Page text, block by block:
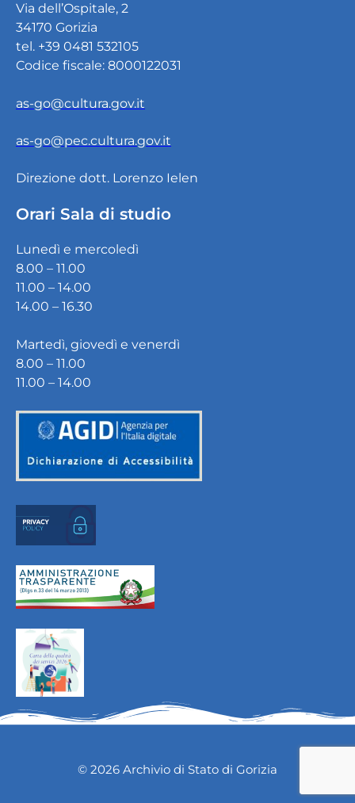
Via dell’Ospitale, 2
34170 Gorizia
tel. +39 0481 532105
Codice fiscale: 8000122031
as-go@cultura.gov.it
as-go@pec.cultura.gov.it
Direzione dott. Lorenzo Ielen
Orari Sala di studio
Lunedì e mercoledì
8.00 – 11.00
11.00 – 14.00
14.00 – 16.30
Martedì, giovedì e venerdì
8.00 – 11.00
11.00 – 14.00
© 2026 Archivio di Stato di Gorizia